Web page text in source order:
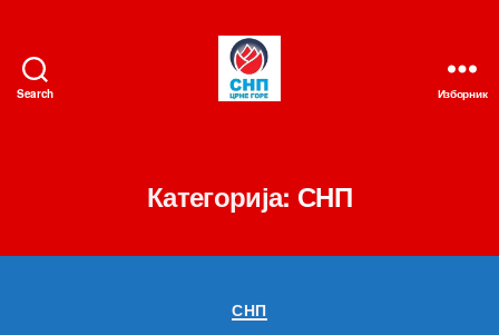
Search Изборник
Категорија: СНП
Категорије
СНП